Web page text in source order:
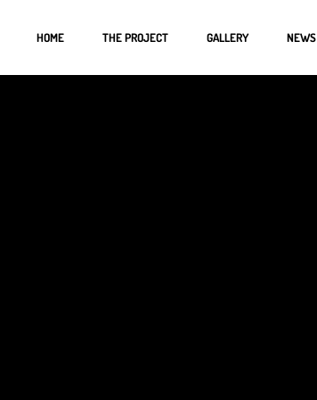
HOME THE PROJECT GALLERY NEWS